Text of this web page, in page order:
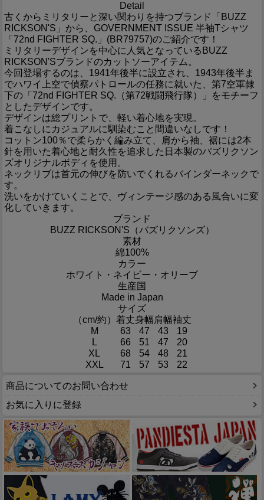
Detail
古くからミリタリーと深い関わりを持つブランド「BUZZ
RICKSON'S」から、GOVERNMENT ISSUE 半袖Tシャツ
「72nd FIGHTER SQ.」(BR79757)のご紹介です！
ミリタリーデザインを中心に人気となっているBUZZ
RICKSON'Sブランドのカットソーアイテム。
今回登場するのは、1941年後半に設立され、1943年後半ま
でハワイ上空で偵察パトロールの任務に就いた、第7空軍隷
下の「72nd FIGHTER SQ.（第72戦闘飛行隊）」をモチーフ
としたデザインです。
デザインは総プリントで、軽い着心地を実現。
着こなしにカジュアルに馴染むこと間違いなしです！
コットン100％で柔らかく編み立て、肩から袖、裾には2本
針を用いた着心地と耐久性を追求した日本製のバズリクソン
ズオリジナルボディを使用。
ネックリブは首元の伸びを防いでくれるバインダーネックで
す。
洗いをかけていくことで、ヴィンテージ感のある風合いに変
化していきます。
ブランド
BUZZ RICKSON'S（バズリクソンズ）
素材
綿100%
カラー
ホワイト・ネイビー・オリーブ
生産国
Made in Japan
サイズ
（cm/約） 着丈身幅肩幅袖丈
M
63 47 43
19
L
66 51 47
20
XL
68 54 48
21
XXL
71 57 53 22
商品についてのお問い合わせ
お気に入りに登録